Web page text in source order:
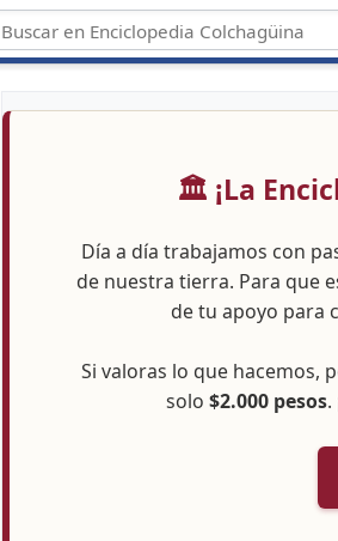
🏛️ ¡La
Día a día trabajamos con
de nuestra tierra. Para que
de tu apoyo para
Si valoras lo que hacemos,
solo $2.000 pesos.